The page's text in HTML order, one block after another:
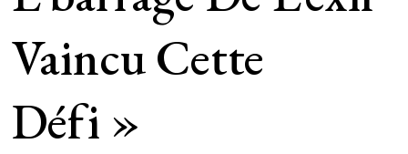
Vaincu Cette
Défi »